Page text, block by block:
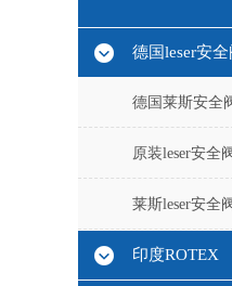
德国leser安全
德国莱斯安全
原装leser安全
莱斯leser安全
印度ROTEX